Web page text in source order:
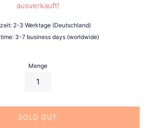
ausverkauft!
2-3 Werktage (Deutschland)
3-7 business days (worldwide)
Menge
SOLD OUT